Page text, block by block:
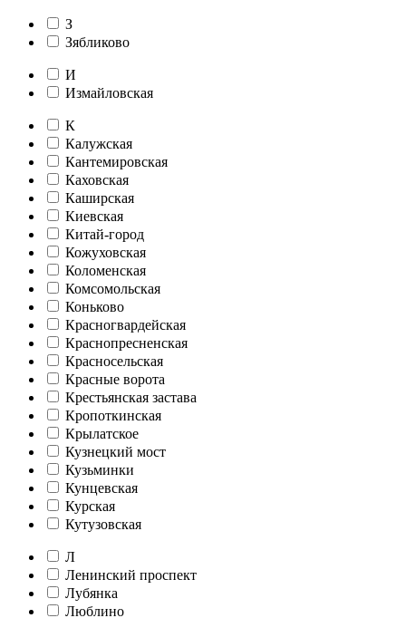
З
Зябликово
И
Измайловская
К
Калужская
Кантемировская
Каховская
Каширская
Киевская
Китай-город
Кожуховская
Коломенская
Комсомольская
Коньково
Красногвардейская
Краснопресненская
Красносельская
Красные ворота
Крестьянская застава
Кропоткинская
Крылатское
Кузнецкий мост
Кузьминки
Кунцевская
Курская
Кутузовская
Л
Ленинский проспект
Лубянка
Люблино